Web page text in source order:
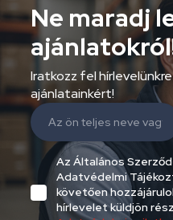
Ne maradj
Iratkozz fel
ajánlatainkért!
Az Általános
Adatvédelmi
követően
hírlevelet küldjön